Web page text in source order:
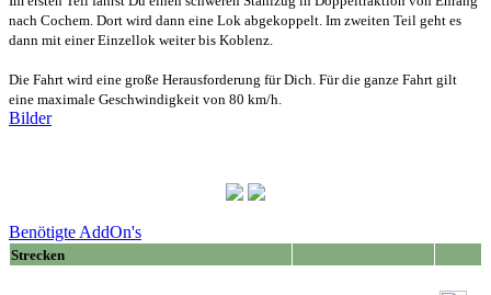
nach Cochem. Dort wird dann eine Lok abgekoppelt. Im zweiten Teil geht es
dann mit einer Einzellok weiter bis Koblenz.
Die Fahrt wird eine große Herausforderung für Dich. Für die ganze Fahrt gilt
eine maximale Geschwindigkeit von 80 km/h.
Bilder
Benötigte AddOn's
Strecken